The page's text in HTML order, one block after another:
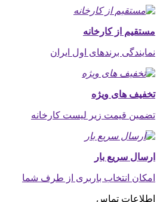
مستقیم از کارخانه
نمایندگی برندهای اول ایران
تخفیف های ویژه
تضمین قیمت زیر لیست کارخانه
ارسال سریع بار
امکان انتخاب باربری از طرف شما
اطلاعات تماس